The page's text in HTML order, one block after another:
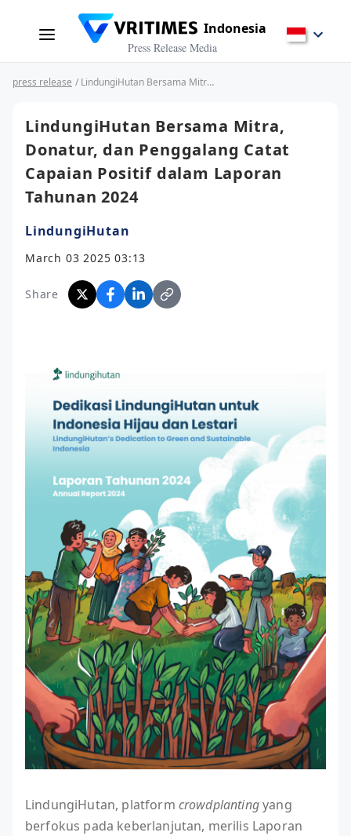
Indonesia
Press Release Media
press release / LindungiHutan Bersama Mitra, Donatur, dan Penggalang Catat Capaian Positif dalam Laporan Tahunan 2024
LindungiHutan Bersama Mitra,
Donatur, dan Penggalang Catat
Capaian Positif dalam Laporan
Tahunan 2024
LindungiHutan
March 03 2025 03:13
Share
LindungiHutan, platform crowdplantingyang
berfokus pada keberlanjutan, merilis Laporan